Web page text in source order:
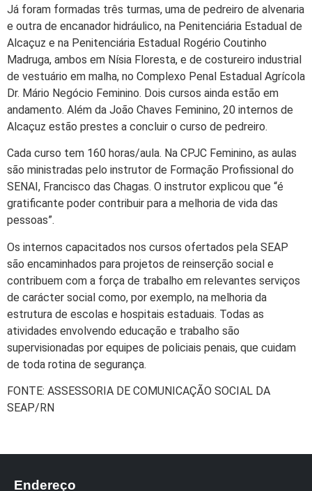
Já foram formadas três turmas, uma de pedreiro de alvenaria
e outra de encanador hidráulico, na Penitenciária Estadual de
Alcaçuz e na Penitenciária Estadual Rogério Coutinho
Madruga, ambos em Nísia Floresta, e de costureiro industrial
de vestuário em malha, no Complexo Penal Estadual Agrícola
Dr. Mário Negócio Feminino. Dois cursos ainda estão em
andamento. Além da João Chaves Feminino, 20 internos de
Alcaçuz estão prestes a concluir o curso de pedreiro.
Cada curso tem 160 horas/aula. Na CPJC Feminino, as aulas
são ministradas pelo instrutor de Formação Profissional do
SENAI, Francisco das Chagas. O instrutor explicou que “é
gratificante poder contribuir para a melhoria de vida das
pessoas”.
Os internos capacitados nos cursos ofertados pela SEAP
são encaminhados para projetos de reinserção social e
contribuem com a força de trabalho em relevantes serviços
de carácter social como, por exemplo, na melhoria da
estrutura de escolas e hospitais estaduais. Todas as
atividades envolvendo educação e trabalho são
supervisionadas por equipes de policiais penais, que cuidam
de toda rotina de segurança.
FONTE: ASSESSORIA DE COMUNICAÇÃO SOCIAL DA
SEAP/RN
Endereço